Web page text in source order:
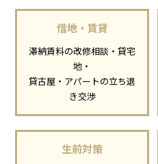
借地・賃貸
滞納賃料の改修相談・貸宅
地・
貸古屋・アパートの立ち退
き交渉
生前対策